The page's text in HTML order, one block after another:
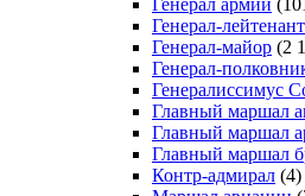
Генерал-лейтенант
Генерал-майор (2
Генерал-
Генералиссимус
Главный маршал
Главный маршал
Главный маршал
Контр-адмирал (4)